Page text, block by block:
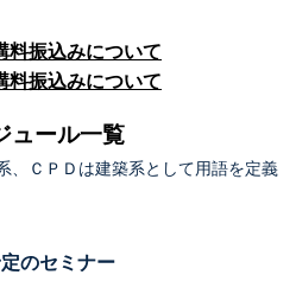
振込みについて
振込みについて
ュール一覧
、ＣＰＤは建築系として用語を定義
のセミナー